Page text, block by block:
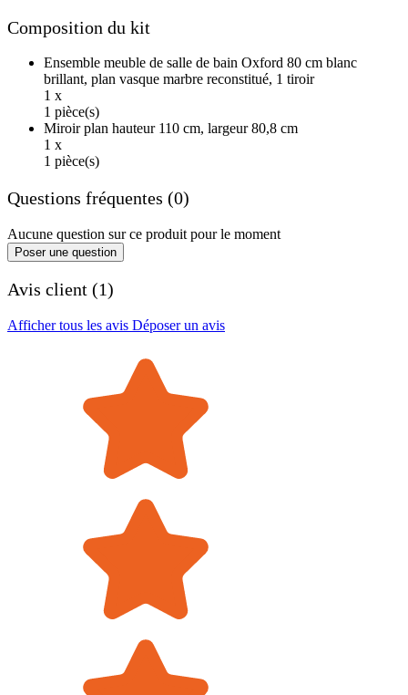
Composition du kit
Ensemble meuble de salle de bain Oxford 80 cm blanc
brillant, plan vasque marbre reconstitué, 1 tiroir
1 x
1 pièce(s)
Miroir plan hauteur 110 cm, largeur 80,8 cm
1 x
1 pièce(s)
Questions fréquentes (0)
Aucune question sur ce produit pour le moment
Poser une question
Avis client (1)
Afficher tous les avis Déposer un avis